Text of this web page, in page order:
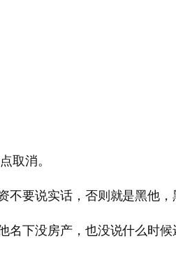
取消。
不要说实话，否则就是黑他
下没房产，也没说什么时